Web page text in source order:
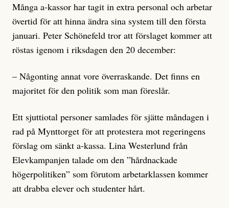
Många a-kassor har tagit in extra personal och arbetar
övertid för att hinna ändra sina system till den första
januari. Peter Schönefeld tror att förslaget kommer att
röstas igenom i riksdagen den 20 december:
– Någonting annat vore överraskande. Det finns en
majoritet för den politik som man föreslår.
Ett sjuttiotal personer samlades för sjätte måndagen i
rad på Mynttorget för att protestera mot regeringens
förslag om sänkt a-kassa. Lina Westerlund från
Elevkampanjen talade om den ”hårdnackade
högerpolitiken” som förutom arbetarklassen kommer
att drabba elever och studenter hårt.